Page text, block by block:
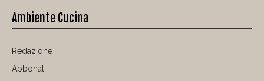
Ambiente Cucina
Redazione
Abbonati